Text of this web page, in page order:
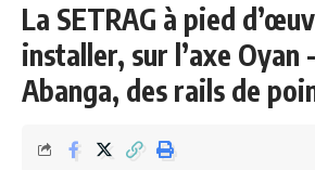
La SETRAG à pied
installer, sur l’axe Oyan
Abanga, des rails de